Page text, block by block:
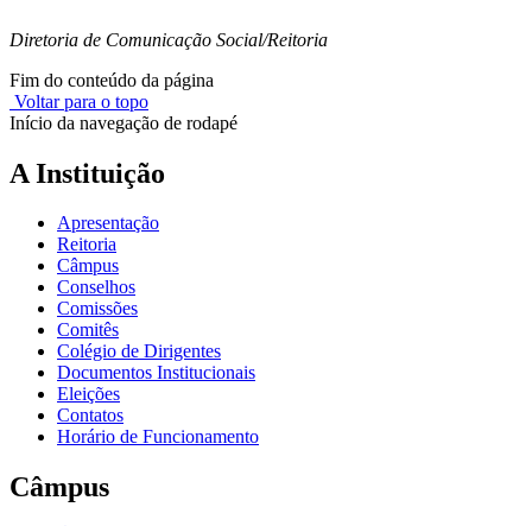
Diretoria de Comunicação Social/Reitoria
Fim do conteúdo da página
Voltar para o topo
Início da navegação de rodapé
A Instituição
Apresentação
Reitoria
Câmpus
Conselhos
Comissões
Comitês
Colégio de Dirigentes
Documentos Institucionais
Eleições
Contatos
Horário de Funcionamento
Câmpus